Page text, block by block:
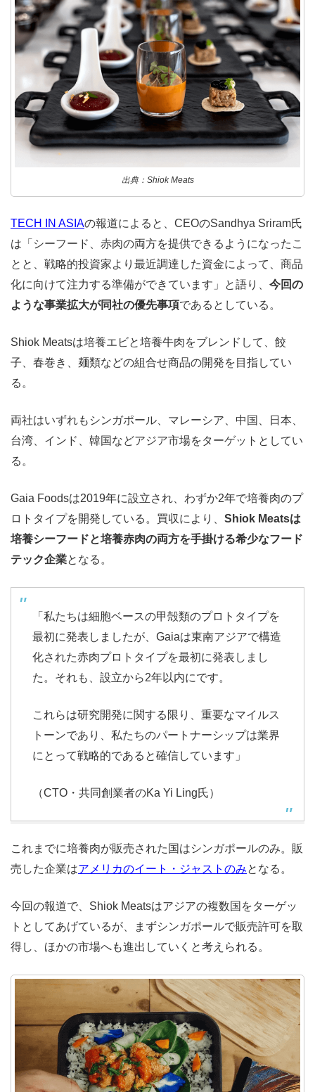
出典：Shiok Meats
TECH IN ASIAの報道によると、CEOのSandhya Sriram氏
は「シーフード、赤肉の両方を提供できるようになったこ
とと、戦略的投資家より最近調達した資金によって、商品
化に向けて注力する準備ができています」と語り、 今回の
ような事業拡大が同社の優先事項であるとしている。
Shiok Meatsは培養エビと培養牛肉をブレンドして、餃
子、春巻き、麺類などの組合せ商品の開発を目指してい
る。
両社はいずれもシンガポール、マレーシア、中国、日本、
台湾、インド、韓国などアジア市場をターゲットとしてい
る。
Gaia Foodsは2019年に設立され、わずか2年で培養肉のプ
ロトタイプを開発している。買収により、 Shiok Meatsは
培養シーフードと培養赤肉の両方を手掛ける希少なフード
テック企業となる。
「私たちは細胞ベースの甲殻類のプロトタイプを
最初に発表しましたが、Gaiaは東南アジアで構造
化された赤肉プロトタイプを最初に発表しまし
た。それも、設立から2年以内にです。
これらは研究開発に関する限り、重要なマイルス
トーンであり、私たちのパートナーシップは業界
にとって戦略的であると確信しています」
（CTO・共同創業者のKa Yi Ling氏）
これまでに培養肉が販売された国はシンガポールのみ。販
売した企業はアメリカのイート・ジャストのみとなる。
今回の報道で、Shiok Meatsはアジアの複数国をターゲッ
トとしてあげているが、まずシンガポールで販売許可を取
得し、ほかの市場へも進出していくと考えられる。